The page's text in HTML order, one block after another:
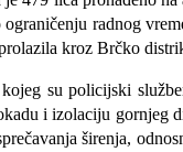
radnog
kroz Brčko
su policijski
i izolaciju gornjeg
širenja,